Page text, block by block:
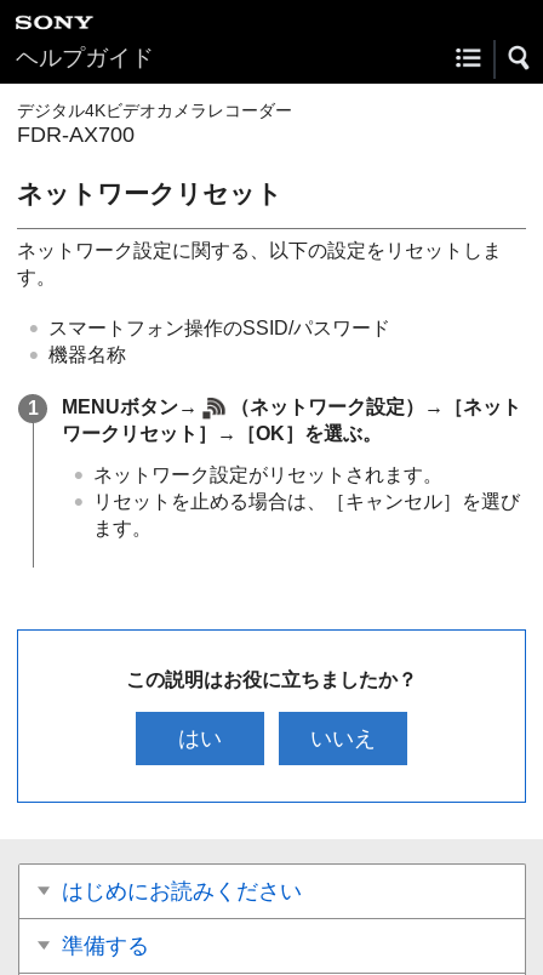
ヘルプガイド
デジタル4Kビデオカメラレコーダー
FDR-AX700
ネットワークリセット
ネットワーク設定に関する、以下の設定をリセットしま
す。
スマートフォン操作のSSID/パスワード
機器名称
MENUボタン→
（ネットワーク設定）→［ネット
ワークリセット］→［OK］を選ぶ。
ネットワーク設定がリセットされます。
リセットを止める場合は、［キャンセル］を選び
ます。
この説明はお役に立ちましたか？
はい いいえ
はじめにお読みください
準備する